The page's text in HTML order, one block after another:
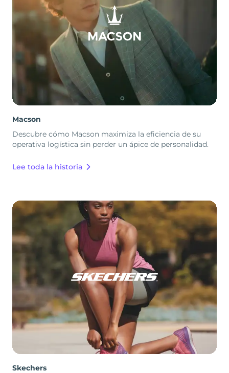
Macson
Descubre cómo Macson maximiza la eficiencia de su
operativa logística sin perder un ápice de personalidad.
Lee toda la historia
Skechers